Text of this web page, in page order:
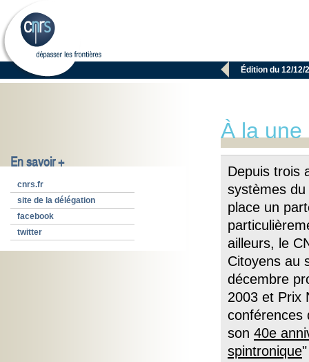
 Édition du 12/12/
En savoir +
cnrs.fr
site de la délégation
facebook
twitter
À la une
Depuis trois
systèmes
place un
ailleurs, le
Citoyens au
décembre
2003 et Prix
conférences
son 40e
spintronique